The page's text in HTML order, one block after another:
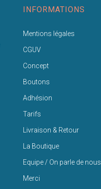
INFORMATIONS
Mentions légales
CGUV
Concept
Boutons
Adhésion
Tarifs
Livraison & Retour
La Boutique
Equipe / On parle de nous
Merci